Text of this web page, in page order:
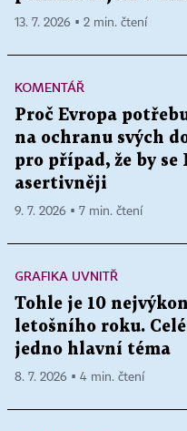
13. 7. 2026 ▪ 2 min. čtení
KOMENTÁŘ
Proč Evropa
na ochranu svých
pro případ, že by se
asertivněji
9. 7. 2026 ▪ 7 min. čtení
GRAFIKA UVNITŘ
Tohle je 10
letošního roku.
jedno hlavní téma
8. 7. 2026 ▪ 4 min. čtení